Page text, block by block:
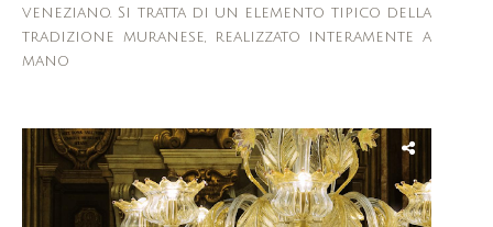
veneziano. Si tratta di un elemento tipico della
tradizione muranese, realizzato interamente a
mano